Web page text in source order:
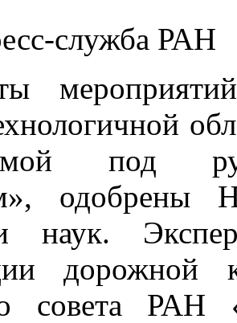
служба РАН
под
одобрены
наук.
дорожной
совета РАН